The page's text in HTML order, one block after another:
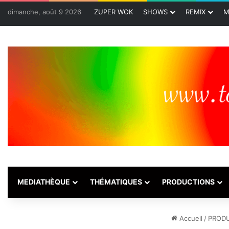
dimanche, août 9 2026 ZUPER WOK SHOWS REMIX
MEDIATHÈQUE THÉMATIQUES PRODUCTIONS
Accueil /